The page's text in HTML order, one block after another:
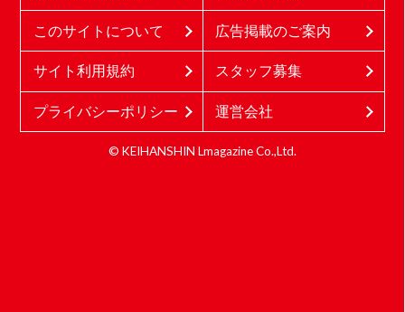
このサイトについて 広告掲載のご案内
サイト利用規約 スタッフ募集
プライバシーポリシー 運営会社
© KEIHANSHIN Lmagazine Co.,Ltd.